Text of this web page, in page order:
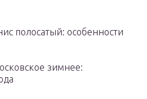
полосатый: особенности
зимнее: